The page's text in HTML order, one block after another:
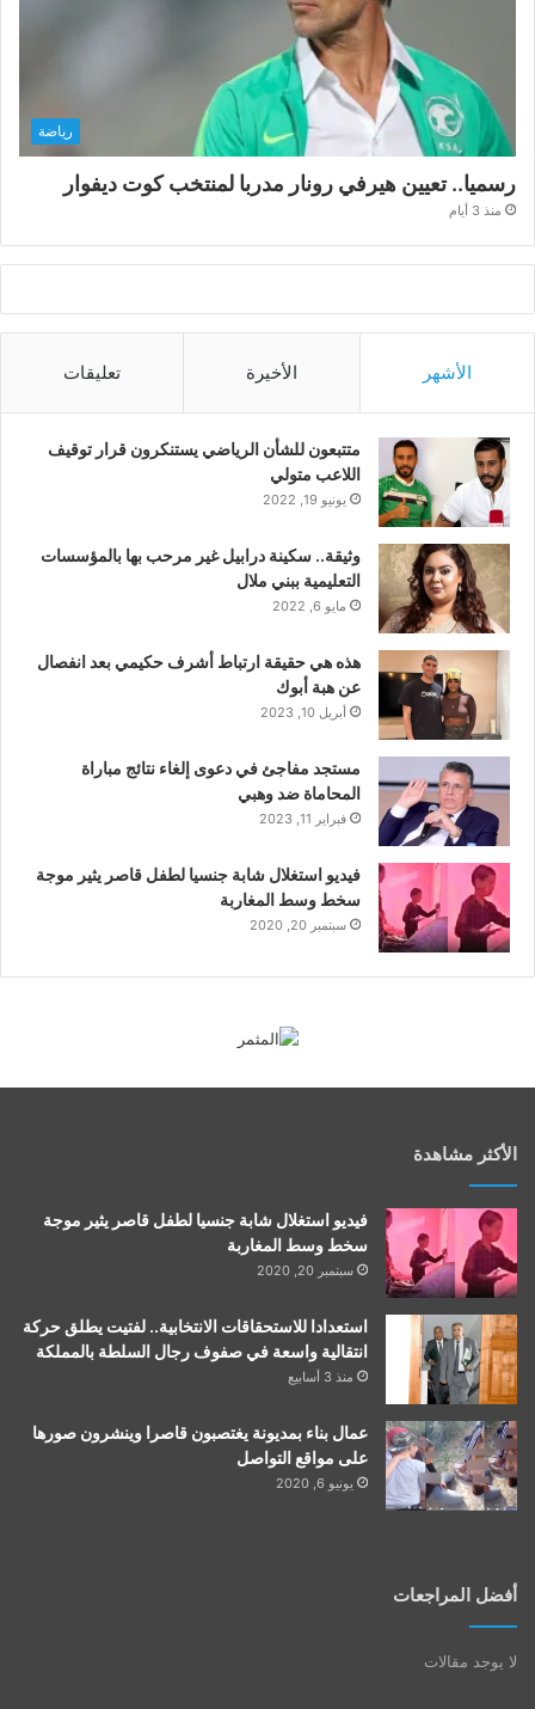
رياضة
رسميا.. تعيين هيرفي رونار مدربا لمنتخب كوت ديفوار
منذ 3 أيام
الأشهر الأخيرة تعليقات
متتبعون للشأن الرياضي يستنكرون قرار توقيف
اللاعب متولي
يونيو 19, 2022
وثيقة.. سكينة درابيل غير مرحب بها بالمؤسسات
التعليمية ببني ملال
مايو 6, 2022
هذه هي حقيقة ارتباط أشرف حكيمي بعد انفصال
عن هبة أبوك
أبريل 10, 2023
مستجد مفاجئ في دعوى إلغاء نتائج مباراة
المحاماة ضد وهبي
فبراير 11, 2023
فيديو استغلال شابة جنسيا لطفل قاصر يثير موجة
سخط وسط المغاربة
سبتمبر 20, 2020
الأكثر مشاهدة
فيديو استغلال شابة جنسيا لطفل قاصر يثير موجة
سخط وسط المغاربة
سبتمبر 20, 2020
استعدادا للاستحقاقات الانتخابية.. لفتيت يطلق حركة
انتقالية واسعة في صفوف رجال السلطة بالمملكة
منذ 3 أسابيع
عمال بناء بمديونة يغتصبون قاصرا وينشرون صورها
على مواقع التواصل
يونيو 6, 2020
أفضل المراجعات
لا يوجد مقالات